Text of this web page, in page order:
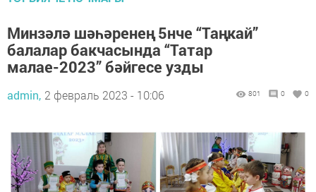
Минзәлә шәһәренең 5нче “Таңкай”
балалар бакчасында “Татар
малае-2023” бәйгесе узды
admin, 2 февраль 2023 - 10:06 801 0 0